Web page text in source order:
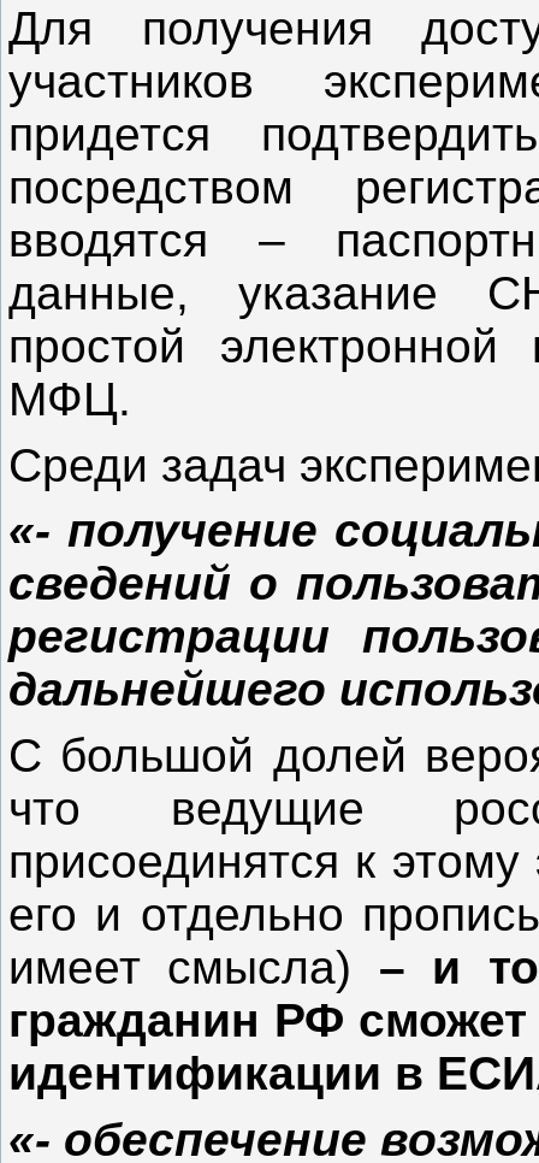
Для получения
участников
придется
посредством
вводятся –
данные, указание
простой
МФЦ.
Среди задач
«- получение
сведений о
регистрации
дальнейшего
С большой долей
что ведущие
присоединятся к
его и отдельно
имеет смысла) – и
гражданин РФ сможет
идентификации в
«- обеспечение